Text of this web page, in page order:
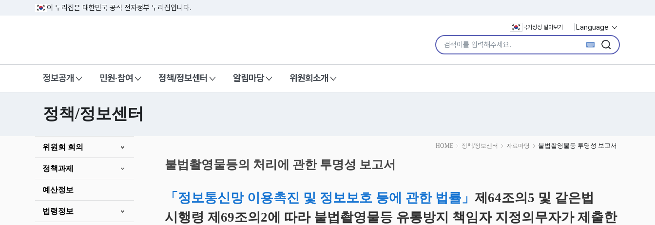
이 누리집은 대한민국 공식 전자정부 누리집입니다.
국가상징 알아보기 Language
통합검색어 입력
검색
검색
정보공개 민원·참여 정책/정보센터 알림마당 위원회소개
정책/정보센터
위원회 회의
정책과제
예산정보
법령정보
HOME 정책/정보센터 자료마당 불법촬영물등 투명성 보고서
시
작
불법촬영물등의 처리에 관한 투명성 보고서
「정보통신망 이용촉진 및 정보보호 등에 관한 법률」 제64조의5 및 같은법
시행령 제69조의2에 따라 불법촬영물등 유통방지 책임자 지정의무자가 제출한